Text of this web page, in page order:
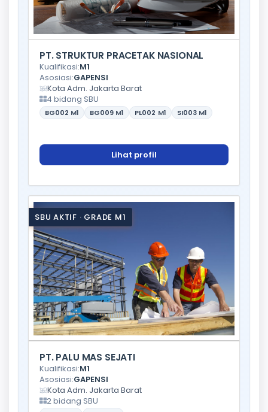
PT. STRUKTUR PRACETAK NASIONAL
Kualifikasi:M1
Asosiasi:GAPENSI
Kota Adm. Jakarta Barat
4 bidang SBU
BG002 M1 BG009 M1 PL002 M1 SI003 M1
Lihat profil
SBU AKTIF · GRADE M1
PT. PALU MAS SEJATI
Kualifikasi:M1
Asosiasi:GAPENSI
Kota Adm. Jakarta Barat
2 bidang SBU